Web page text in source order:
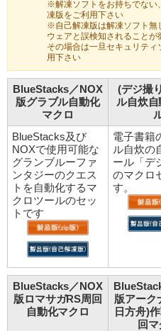
※解凍ソフトをお持ちでない
凍版をご利用下さい
※自己解凍版は解凍ソフト無
ウェアと誤検知されることが
その場合は一旦セキュリテ
用下さい
BlueStacks／NOX
版グラブル自動化
マクロ
(デジ撮
ル自炊
BlueStacks及び
NOXで使用可能な
グランブルーファ
ンタジーのクエス
トを自動化するマ
クロツールのセッ
トです
電子書籍
ル自炊の
ール「デ
のマクロ
す。
BlueStacks／NOX
版ロマサガRS周回
自動化マクロ
版アーク
日方舟)
回